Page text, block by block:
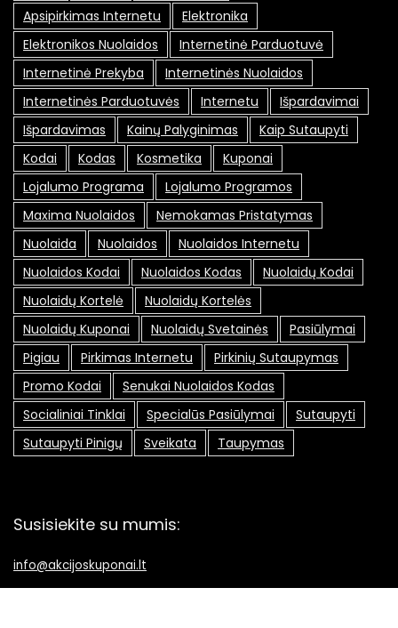
Apsipirkimas Internetu
Elektronika
Elektronikos Nuolaidos
Internetinė Parduotuvė
Internetinė Prekyba
Internetinės Nuolaidos
Internetinės Parduotuvės
Internetu
Išpardavimai
Išpardavimas
Kainų Palyginimas
Kaip Sutaupyti
Kodai
Kodas Kosmetika
Kuponai
Lojalumo Programa
Lojalumo Programos
Maxima Nuolaidos
Nemokamas Pristatymas
Nuolaida
Nuolaidos
Nuolaidos Internetu
Nuolaidos Kodai
Nuolaidos Kodas
Nuolaidų Kodai
Nuolaidų Kortelė
Nuolaidų Kortelės
Nuolaidų Kuponai
Nuolaidų Svetainės
Pasiūlymai
Pigiau
Pirkimas Internetu
Pirkinių Sutaupymas
Promo Kodai
Senukai Nuolaidos Kodas
Socialiniai Tinklai
Specialūs Pasiūlymai
Sutaupyti
Sutaupyti Pinigų
Sveikata Taupymas
Susisiekite su mumis:
info@akcijoskuponai.lt